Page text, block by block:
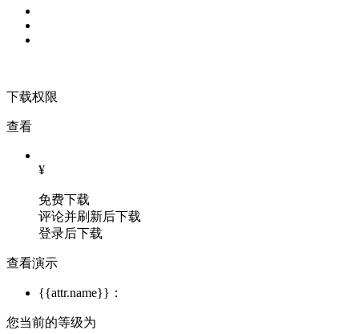
下载权限
查看
¥
免费下载
评论并刷新后下载
登录后下载
查看演示
{{attr.name}}：
您当前的等级为